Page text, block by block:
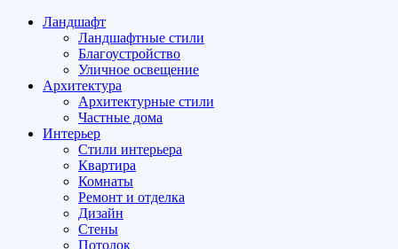
Ландшафт
Ландшафтные стили
Благоустройство
Уличное освещение
Архитектура
Архитектурные стили
Частные дома
Интерьер
Стили интерьера
Квартира
Комнаты
Ремонт и отделка
Дизайн
Стены
Потолок